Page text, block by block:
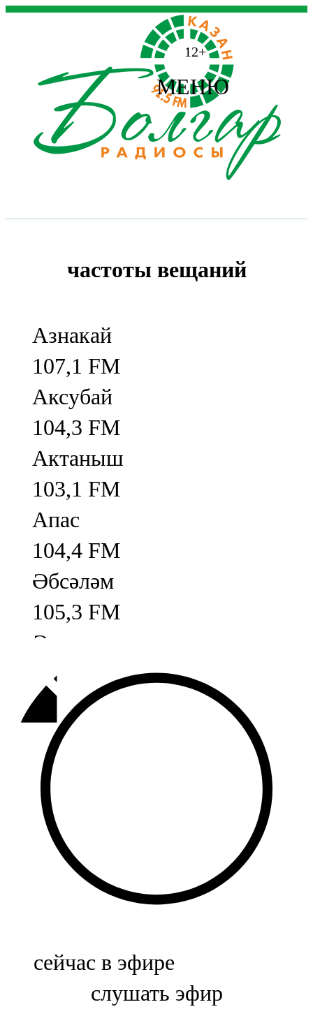
12+
МЕНЮ
частоты вещаний
Азнакай
107,1 FM
Аксубай
104,3 FM
Актаныш
103,1 FM
Апас
104,4 FM
Әбсәләм
105,3 FM
Әлмәт
92,9 FM
Базарлы матак
107,1 FM
Балык бистәсе
104,9 FM
Баулы
107,5 FM
Биләр
Болгар
сейчас в эфире
слушать эфир